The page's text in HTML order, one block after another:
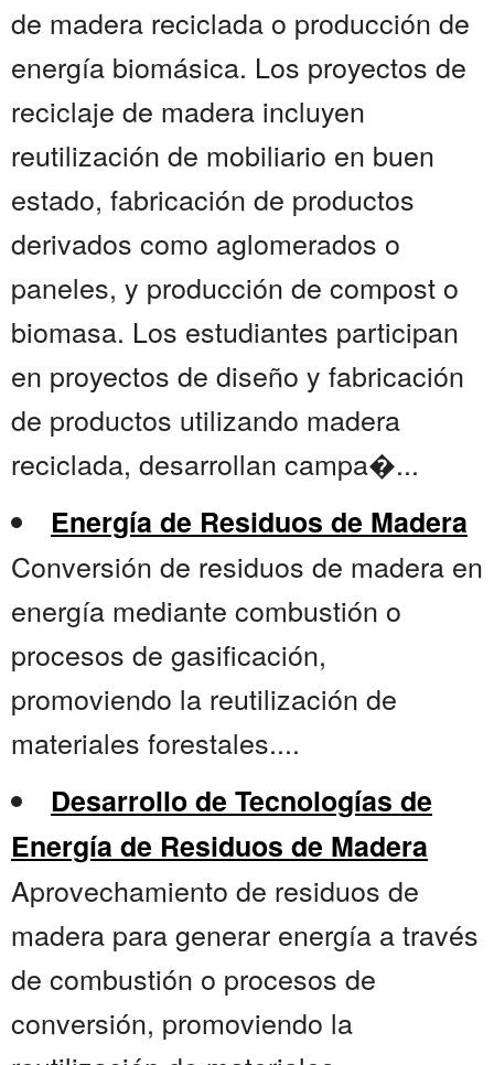
de madera reciclada o producción de
energía biomásica. Los proyectos de
reciclaje de madera incluyen
reutilización de mobiliario en buen
estado, fabricación de productos
derivados como aglomerados o
paneles, y producción de compost o
biomasa. Los estudiantes participan
en proyectos de diseño y fabricación
de productos utilizando madera
reciclada, desarrollan campa�...
Energía de Residuos de Madera
Conversión de residuos de madera en
energía mediante combustión o
procesos de gasificación,
promoviendo la reutilización de
materiales forestales....
Desarrollo de Tecnologías de
Energía de Residuos de Madera
Aprovechamiento de residuos de
madera para generar energía a través
de combustión o procesos de
conversión, promoviendo la